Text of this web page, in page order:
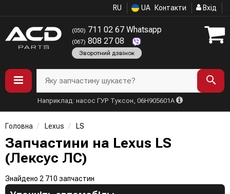
RU UA Контакти Вхід
(050) 711 02 67 Whatsapp
(067) 808 27 08
Зворотний дзвінок
Яку запчастину шукаєте?
Наприклад: насос ГУР Туксон, 06H905601A
Головна Lexus LS
Запчастини на Lexus LS
(Лексус ЛС)
Знайдено 2 710 запчастин